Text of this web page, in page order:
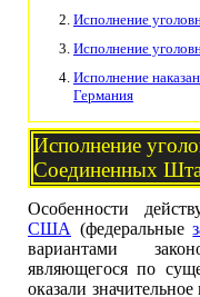
Исполнение
Исполнение
Исполнение
Германия
Исполнение
Соединенных
Особенности
США (федеральные
вариантами
являющегося по
оказали